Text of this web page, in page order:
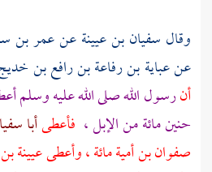
وقال سفيان بن عيينةعنعمر بن
عنعباية بن رفاعة بن رافع بن
أنرسول الله صلى الله عليه وسلم
حنين مائة من الإبل ، فأعطىأبا
صفوان بن أميةمائة ، وأعطى